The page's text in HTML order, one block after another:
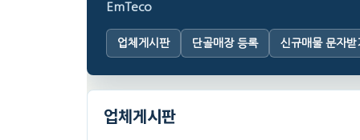
EmTeco
업체게시판 단골매장 등록 신규매물 문자받
업체게시판